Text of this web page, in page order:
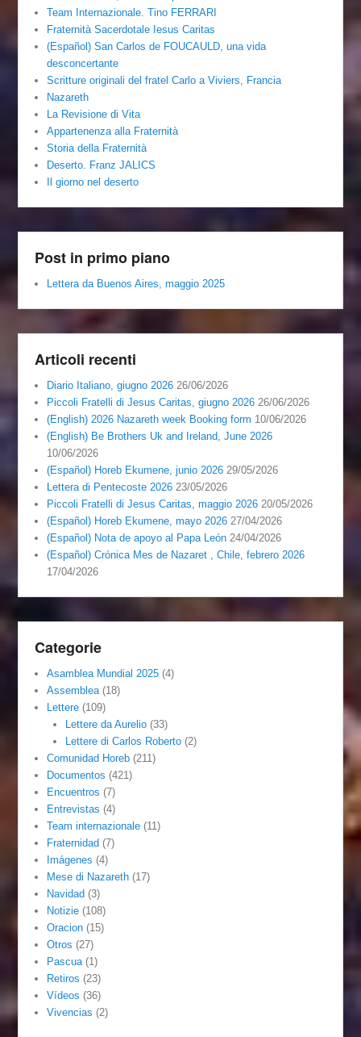
Team Internazionale. Tino FERRARI
Fraternità Sacerdotale Iesus Caritas
(Español) San Carlos de FOUCAULD, una vida
desconcertante
Scritture originali del fratel Carlo a Viviers, Francia
Nazareth
La Revisione di Vita
Appartenenza alla Fraternità
Storia della Fraternità
Deserto. Franz JALICS
Il giorno nel deserto
Post in primo piano
Lettera da Buenos Aires, maggio 2025
Articoli recenti
Diario Italiano, giugno 2026 26/06/2026
Piccoli Fratelli di Jesus Caritas, giugno 2026 26/06/2026
(English) 2026 Nazareth week Booking form 10/06/2026
(English) Be Brothers Uk and Ireland, June 2026
10/06/2026
(Español) Horeb Ekumene, junio 2026 29/05/2026
Lettera di Pentecoste 2026 23/05/2026
Piccoli Fratelli di Jesus Caritas, maggio 2026 20/05/2026
(Español) Horeb Ekumene, mayo 2026 27/04/2026
(Español) Nota de apoyo al Papa León 24/04/2026
(Español) Crónica Mes de Nazaret , Chile, febrero 2026
17/04/2026
Categorie
Asamblea Mundial 2025 (4)
Assemblea(18)
Lettere (109)
Lettere da Aurelio(33)
Lettere di Carlos Roberto(2)
Comunidad Horeb (211)
Documentos (421)
Encuentros (7)
Entrevistas (4)
Team internazionale (11)
Fraternidad (7)
Imágenes (4)
Mese di Nazareth (17)
Navidad (3)
Notizie (108)
Oracion (15)
Otros (27)
Pascua(1)
Retiros (23)
Vídeos (36)
Vivencias (2)